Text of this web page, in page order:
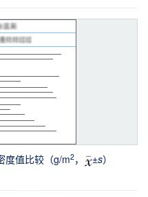
度值比较（g/m2， ±s）